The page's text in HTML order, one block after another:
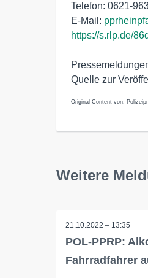
Telefon: 0621-
E-Mail:
https://s.rlp.de/
Quelle zur
Original-Content von:
Weitere
21.10.2022 – 13:35
POL-PPRP:
Fahrradfahrer